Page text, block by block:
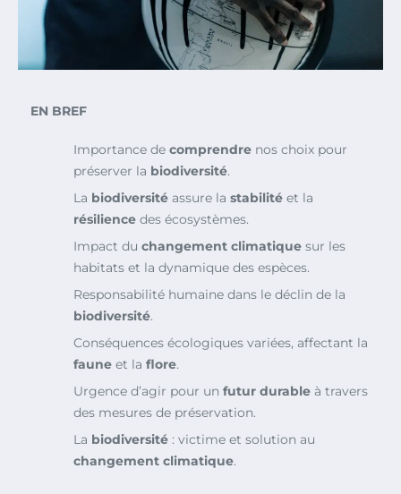
EN BREF
Importance de comprendre nos choix pour
préserver la biodiversité.
La biodiversité assure la stabilité et la
résilience des écosystèmes.
Impact du changement climatique sur les
habitats et la dynamique des espèces.
Responsabilité humaine dans le déclin de la
biodiversité.
Conséquences écologiques variées, affectant la
faune et la flore.
Urgence d’agir pour un futur durable à travers
des mesures de préservation.
La biodiversité : victime et solution au
changement climatique.